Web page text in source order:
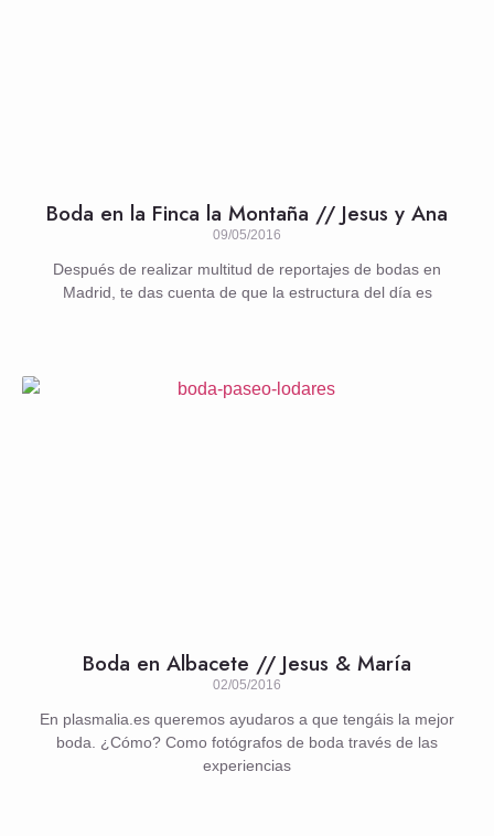
Boda en la Finca la Montaña // Jesus y Ana
09/05/2016
Después de realizar multitud de reportajes de bodas en
Madrid, te das cuenta de que la estructura del día es
Boda en Albacete // Jesus & María
02/05/2016
En plasmalia.es queremos ayudaros a que tengáis la mejor
boda. ¿Cómo? Como fotógrafos de boda través de las
experiencias